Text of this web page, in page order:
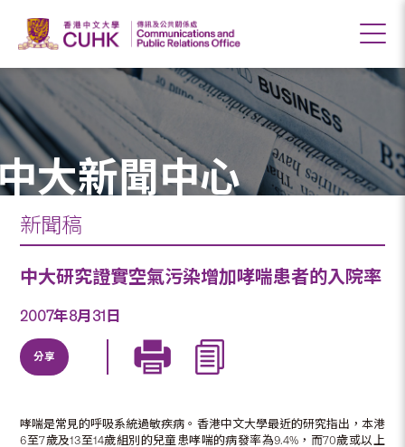
大新聞中心
新聞稿
中大研究證實空氣污染增加哮喘患者的入院率
2007年8月31日
分享
哮喘是常見的呼吸系統過敏疾病。香港中文大學最近的研究指出，本港
6至7歲及13至14歲組別的兒童患哮喘的病發率為9.4%，而70歲或以上